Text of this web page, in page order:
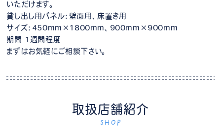
いただけます。
貸し出し用パネル：壁面用、床置き用
サイズ：450mm×1800mm、900mm×900mm
期間 1週間程度
まずはお気軽にご相談下さい。
取扱店舗紹介
SHOP